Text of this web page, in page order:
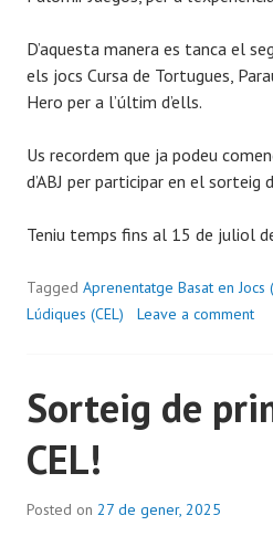
D’aquesta manera es tanca el
els jocs Cursa de Tortugues,
Hero per a l’últim d’ells.
Us recordem que ja podeu
d’ABJ per participar en el
Teniu temps fins al 15 de juliol
Tagged Aprenentatge Basat en Jocs
Lúdiques (CEL)
Leave a comment
Sorteig de
CEL!
Posted on 27 de gener, 2025